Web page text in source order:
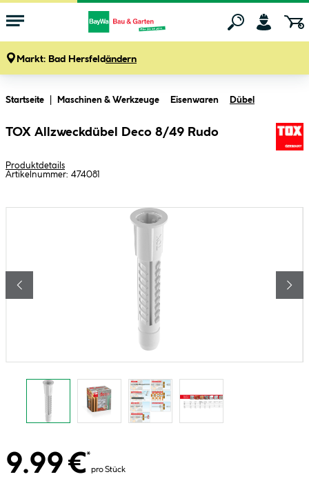
Markt: Bad Hersfeldändern
Startseite Maschinen & Werkzeuge Eisenwaren Dübel
TOX Allzweckdübel Deco 8/49 Rudo
Produktdetails
Artikelnummer: 474081
9.99 €*
pro Stück